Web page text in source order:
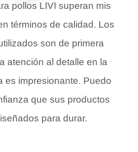
pollos LIVI superan mis
términos de calidad. Los
son de primera
atención al detalle en la
es impresionante. Puedo
que sus productos
para durar.